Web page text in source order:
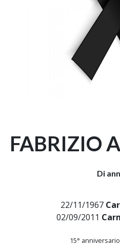
FABRIZIO
Di
22/11/1967
02/09/2011
15°